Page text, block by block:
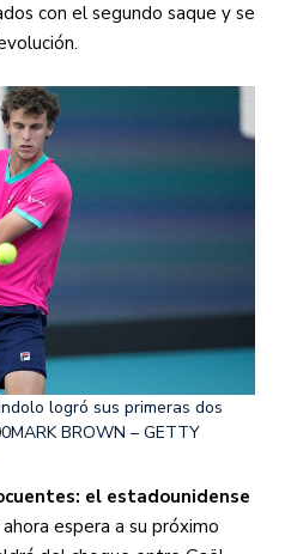
con el segundo saque y se
logró sus primeras dos
MARK BROWN – GETTY
el estadounidense
ahora espera a su próximo